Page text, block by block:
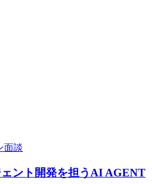
面談
ェント開発を担うAI AGENT